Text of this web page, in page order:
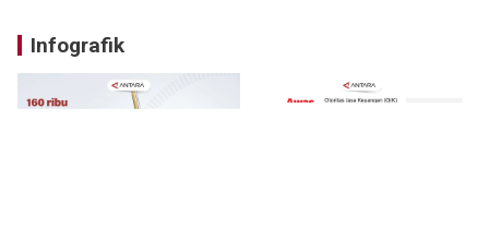
Infografik